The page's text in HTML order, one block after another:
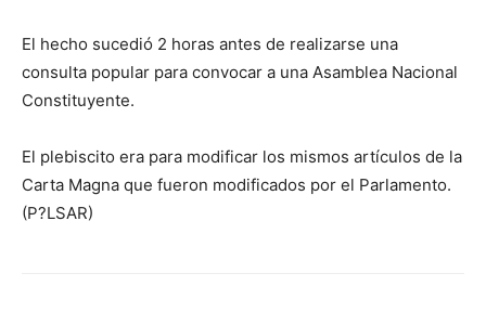
El hecho sucedió 2 horas antes de realizarse una
consulta popular para convocar a una Asamblea Nacional
Constituyente.
El plebiscito era para modificar los mismos artículos de la
Carta Magna que fueron modificados por el Parlamento.
(P?LSAR)